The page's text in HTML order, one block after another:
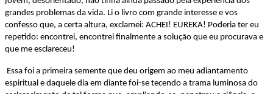
grandes problemas da vida. Li o livro com grande interesse e vos
confesso que, a certa altura, exclamei: ACHEI! EUREKA! Poderia ter eu
repetido: encontrei, encontrei finalmente a solução que eu procurava e
que me esclareceu!
Essa foi a primeira semente que deu origem ao meu adiantamento
espiritual e daquele dia em diante foi-se tecendo a trama luminosa do